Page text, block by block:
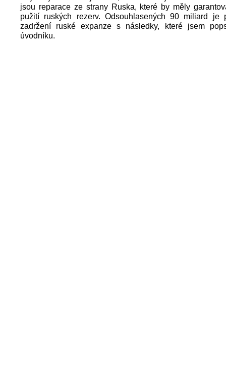
jsou reparace ze strany Ruska, které by měly
pužití ruských rezerv. Odsouhlasených 90 miliard je
zadržení ruské expanze s následky, které jsem
úvodníku.